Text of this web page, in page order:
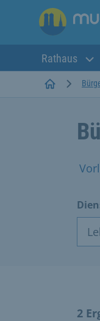
Rathaus
Startseite
2